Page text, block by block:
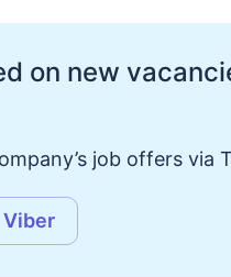
on new
job offers via
Viber